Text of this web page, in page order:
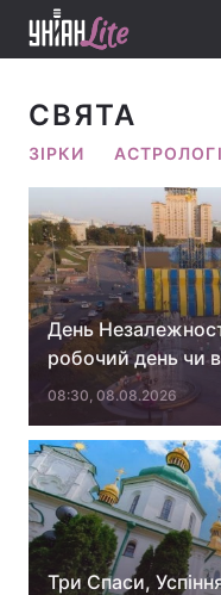
СВЯТА
ЗІРКИ
День
робочий день чи
08:30, 08.08.2026
Три Спаси,